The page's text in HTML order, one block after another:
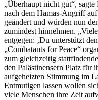
„Überhaupt nicht gut“,
nach dem Hamas-Angriff
geändert und würden nun
zumindest hinnehmen.
entgegen: ‚Du unterstützt
„Combatants for Peace“
zum gleichzeitig
den Palästinensern Platz für
aufgeheizten Stimmung im
Entmutigen lassen wollen
viele Menschen ihre Zeit